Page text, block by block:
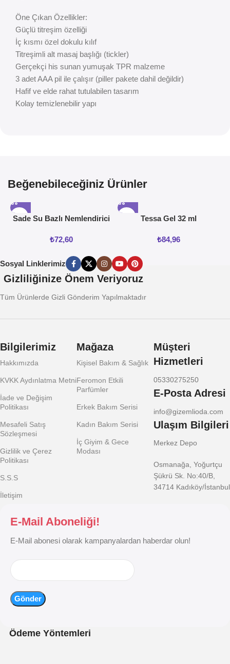
Öne Çıkan Özellikler:
Güçlü titreşim özelliği
İç kısmı özel dokulu kılıf
Titreşimli alt masaj başlığı (tickler)
Gerçekçi his sunan yumuşak TPR malzeme
3 adet AAA pil ile çalışır (piller pakete dahil değildir)
Hafif ve elde rahat tutulabilen tasarım
Kolay temizlenebilir yapı
Beğenebileceğiniz Ürünler
Sade Su Bazlı Nemlendirici
₺72,60
Tessa Gel 32 ml
₺84,96
Sosyal Linklerimiz
Gizliliğinize Önem Veriyoruz
Tüm Ürünlerde Gizli Gönderim Yapılmaktadır
Bilgilerimiz
Hakkımızda
KVKK Aydınlatma Metni
İade ve Değişim
Politikası
Mesafeli Satış
Sözleşmesi
Gizlilik ve Çerez
Politikası
S.S.S
İletişim
Mağaza
Kişisel Bakım & Sağlık
Feromon Etkili
Parfümler
Erkek Bakım Serisi
Kadın Bakım Serisi
İç Giyim & Gece
Modası
Müşteri
Hizmetleri
05330275250
E-Posta Adresi
info@gizemlioda.com
Ulaşım Bilgileri
Merkez Depo
Osmanağa, Yoğurtçu
Şükrü Sk. No:40/B,
34714 Kadıköy/İstanbul
E-Mail Aboneliği!
E-Mail abonesi olarak kampanyalardan haberdar olun!
Ödeme Yöntemleri